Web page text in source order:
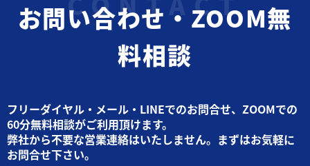
お問い合わせ・ZOOM無
料相談
フリーダイヤル・メール・LINEでのお問合せ、ZOOMでの
60分無料相談がご利用頂けます。
弊社から不要な営業連絡はいたしません。まずはお気軽に
お問合せ下さい。